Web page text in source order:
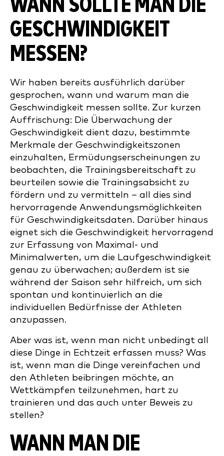
WANN SOLLTE MAN DIE
GESCHWINDIGKEIT
MESSEN?
Wir haben bereits ausführlich darüber
gesprochen, wann und warum man die
Geschwindigkeit messen sollte. Zur kurzen
Auffrischung: Die Überwachung der
Geschwindigkeit dient dazu, bestimmte
Merkmale der Geschwindigkeitszonen
einzuhalten, Ermüdungserscheinungen zu
beobachten, die Trainingsbereitschaft zu
beurteilen sowie die Trainingsabsicht zu
fördern und zu vermitteln – all dies sind
hervorragende Anwendungsmöglichkeiten
für Geschwindigkeitsdaten. Darüber hinaus
eignet sich die Geschwindigkeit hervorragend
zur Erfassung von Maximal- und
Minimalwerten, um die Laufgeschwindigkeit
genau zu überwachen; außerdem ist sie
während der Saison sehr hilfreich, um sich
spontan und kontinuierlich an die
individuellen Bedürfnisse der Athleten
anzupassen.
Aber was ist, wenn man nicht unbedingt all
diese Dinge in Echtzeit erfassen muss? Was
ist, wenn man die Dinge vereinfachen und
den Athleten beibringen möchte, an
Wettkämpfen teilzunehmen, hart zu
trainieren und das auch unter Beweis zu
stellen?
WANN MAN DIE